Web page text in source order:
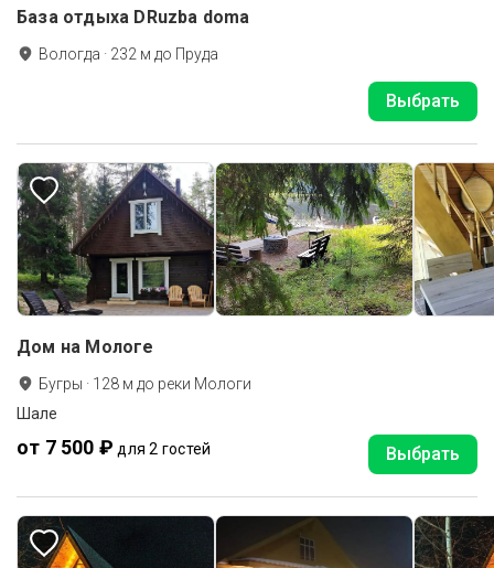
База отдыха DRuzba doma
Вологда · 232 м до Пруда
Выбрать
Дом на Мологе
Бугры · 128 м до реки Мологи
Шале
от 7 500 ₽ для 2 гостей Выбрать